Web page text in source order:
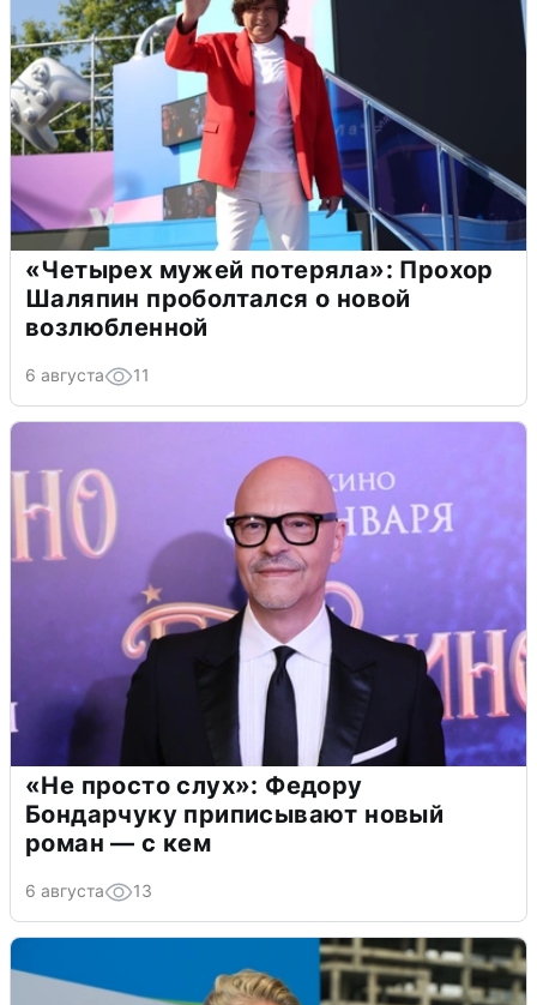
«Четырех мужей потеряла»: Прохор
Шаляпин проболтался о новой
возлюбленной
6 августа 11
«Не просто слух»: Федору
Бондарчуку приписывают новый
роман — с кем
6 августа 13